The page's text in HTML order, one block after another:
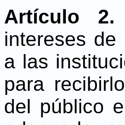
Artículo 2.
intereses
a las
para
del público